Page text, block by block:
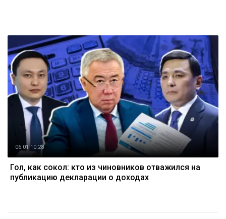
06.01 10:28
Гол, как сокол: кто из чиновников отважился на
публикацию декларации о доходах